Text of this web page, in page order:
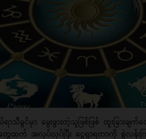
င်မှာ မွေးဖွားတဲ့သူဖြစ်ဖြစ် ထူးခြားချက်
ေထက် အလုပ်လုပ်ပြီး ငွေရှာရတာကို စွဲလန်